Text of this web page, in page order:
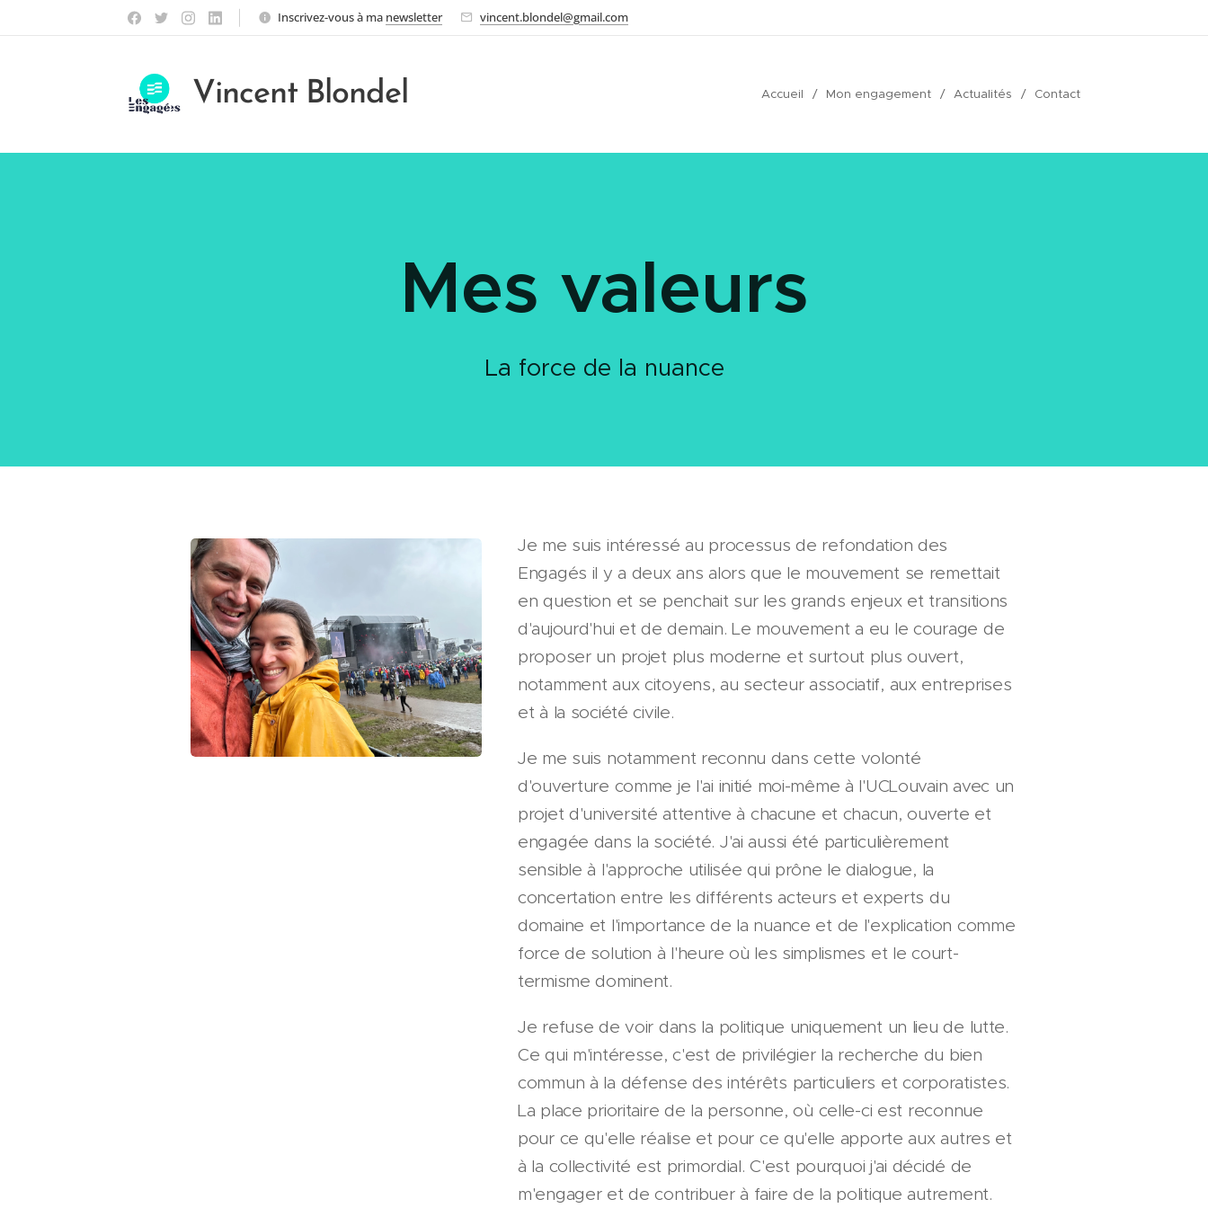
Inscrivez-vous à ma newsletter vincent.blondel@gmail.com
Vincent Blondel Accueil Mon engagement Actualités Contact
Mes valeurs
La force de la nuance
Je me suis intéressé au processus de refondation des
Engagés il y a deux ans alors que le mouvement se remettait
en question et se penchait sur les grands enjeux et transitions
d'aujourd'hui et de demain. Le mouvement a eu le courage de
proposer un projet plus moderne et surtout plus ouvert,
notamment aux citoyens, au secteur associatif, aux entreprises
et à la société civile.
Je me suis notamment reconnu dans cette volonté
d'ouverture comme je l'ai initié moi-même à l'UCLouvain avec un
projet d'université attentive à chacune et chacun, ouverte et
engagée dans la société. J'ai aussi été particulièrement
sensible à l'approche utilisée qui prône le dialogue, la
concertation entre les différents acteurs et experts du
domaine et l'importance de la nuance et de l'explication comme
force de solution à l'heure où les simplismes et le court-
termisme dominent.
Je refuse de voir dans la politique uniquement un lieu de lutte.
Ce qui m'intéresse, c'est de privilégier la recherche du bien
commun à la défense des intérêts particuliers et corporatistes.
La place prioritaire de la personne, où celle-ci est reconnue
pour ce qu'elle réalise et pour ce qu'elle apporte aux autres et
à la collectivité est primordial. C'est pourquoi j'ai décidé de
m'engager et de contribuer à faire de la politique autrement.